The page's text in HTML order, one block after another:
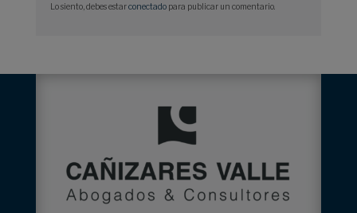
Lo siento, debes estarconectadopara publicar un comentario.